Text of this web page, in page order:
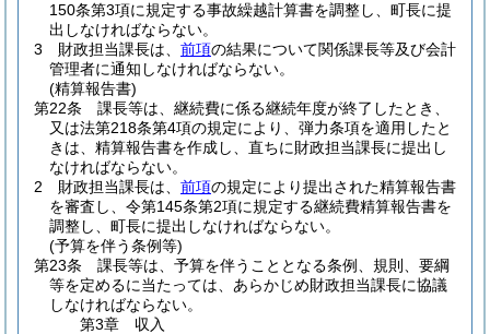
150条第3項に規定する事故繰越計算書を調整し、町長に提
出しなければならない。
3
財政担当課長は、 前項の結果について関係課長等及び会計
管理者に通知しなければならない。
(精算報告書)
第22条
課長等は、継続費に係る継続年度が終了したとき、
又は法第218条第4項の規定により、弾力条項を適用したと
きは、精算報告書を作成し、直ちに財政担当課長に提出し
なければならない。
2
財政担当課長は、 前項の規定により提出された精算報告書
を審査し、令第145条第2項に規定する継続費精算報告書を
調整し、町長に提出しなければならない。
(予算を伴う条例等)
第23条
課長等は、予算を伴うこととなる条例、規則、要綱
等を定めるに当たっては、あらかじめ財政担当課長に協議
しなければならない。
第3章
収入